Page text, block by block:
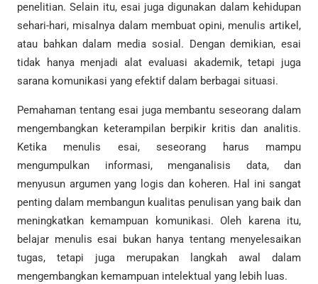
penelitian. Selain itu, esai juga digunakan dalam kehidupan
sehari-hari, misalnya dalam membuat opini, menulis artikel,
atau bahkan dalam media sosial. Dengan demikian, esai
tidak hanya menjadi alat evaluasi akademik, tetapi juga
sarana komunikasi yang efektif dalam berbagai situasi.
Pemahaman tentang esai juga membantu seseorang dalam
mengembangkan keterampilan berpikir kritis dan analitis.
Ketika menulis esai, seseorang harus mampu
mengumpulkan informasi, menganalisis data, dan
menyusun argumen yang logis dan koheren. Hal ini sangat
penting dalam membangun kualitas penulisan yang baik dan
meningkatkan kemampuan komunikasi. Oleh karena itu,
belajar menulis esai bukan hanya tentang menyelesaikan
tugas, tetapi juga merupakan langkah awal dalam
mengembangkan kemampuan intelektual yang lebih luas.